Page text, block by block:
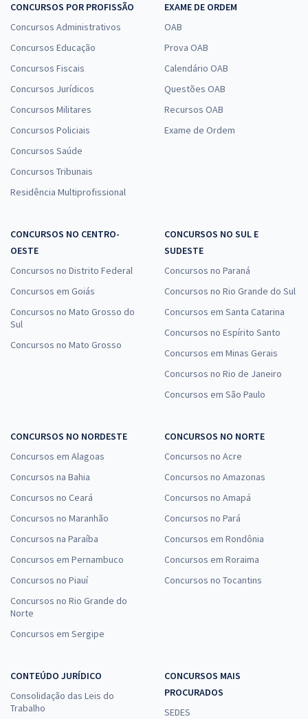
CONCURSOS POR PROFISSÃO
Concursos Administrativos
Concursos Educação
Concursos Fiscais
Concursos Jurídicos
Concursos Militares
Concursos Policiais
Concursos Saúde
Concursos Tribunais
Residência Multiprofissional
EXAME DE ORDEM
OAB
Prova OAB
Calendário OAB
Questões OAB
Recursos OAB
Exame de Ordem
CONCURSOS NO CENTRO-
OESTE
Concursos no Distrito Federal
Concursos em Goiás
Concursos no Mato Grosso do
Sul
Concursos no Mato Grosso
CONCURSOS NO SUL E
SUDESTE
Concursos no Paraná
Concursos no Rio Grande do Sul
Concursos em Santa Catarina
Concursos no Espírito Santo
Concursos em Minas Gerais
Concursos no Rio de Janeiro
Concursos em São Paulo
CONCURSOS NO NORDESTE
Concursos em Alagoas
Concursos na Bahia
Concursos no Ceará
Concursos no Maranhão
Concursos na Paraíba
Concursos em Pernambuco
Concursos no Piauí
Concursos no Rio Grande do
Norte
Concursos em Sergipe
CONCURSOS NO NORTE
Concursos no Acre
Concursos no Amazonas
Concursos no Amapá
Concursos no Pará
Concursos em Rondônia
Concursos em Roraima
Concursos no Tocantins
CONTEÚDO JURÍDICO
Consolidação das Leis do
Trabalho
CONCURSOS MAIS
PROCURADOS
SEDES